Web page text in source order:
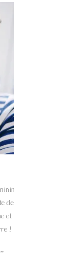
de
et
!